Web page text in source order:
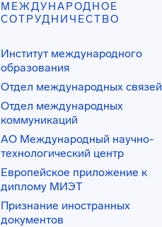
МЕЖДУНАРОДНОЕ
СОТРУДНИЧЕСТВО
Институт международного
образования
Отдел международных связей
Отдел международных
коммуникаций
АО Международный научно-
технологический центр
Европейское приложение к
диплому МИЭТ
Признание иностранных
документов